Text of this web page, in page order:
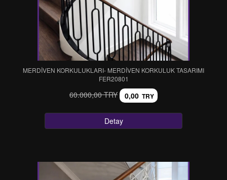
MERDİVEN KORKULUKLARI- MERDİVEN KORKULUK TASARIMI
FER20801
60.000,00 TRY 0,00 TRY
Detay